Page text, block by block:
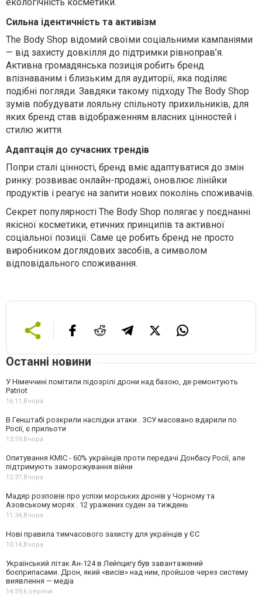
Сильна ідентичність та активізм
The Body Shop відомий своїми соціальними кампаніями
— від захисту довкілля до підтримки рівноправ’я.
Активна громадянська позиція робить бренд
впізнаваним і близьким для аудиторії, яка поділяє
подібні погляди. Завдяки такому підходу The Body Shop
зумів побудувати лояльну спільноту прихильників, для
яких бренд став відображенням власних цінностей і
стилю життя.
Адаптація до сучасних трендів
Попри сталі цінності, бренд вміє адаптуватися до змін
ринку: розвиває онлайн-продажі, оновлює лінійки
продуктів і реагує на запити нових поколінь споживачів.
Секрет популярності The Body Shop полягає у поєднанні
якісної косметики, етичних принципів та активної
соціальної позиції. Саме це робить бренд не просто
виробником доглядових засобів, а символом
відповідального споживання.
Останні новини
У Німеччині помітили підозрілі дрони над базою, де ремонтують
Patriot
16:11, Вчора
В Генштабі розкрили наслідки атаки . ЗСУ масовано вдарили по
Росії, є прильоти
13:59, Вчора
Опитування КМІС - 60% українців проти передачі Донбасу Росії, але
підтримують заморожування війни
12:37, Вчора
Мадяр розповів про успіхи морських дронів у Чорному та
Азовському морях . 12 уражених суден за тиждень
11:34, Вчора
Нові правила тимчасового захисту для українців у ЄС
10:14, Вчора
Український літак Ан-124 в Лейпцигу був завантажений
боєприпасами. Дрон, який «висів» над ним, пройшов через систему
виявлення — медіа
14:59,6 серпня